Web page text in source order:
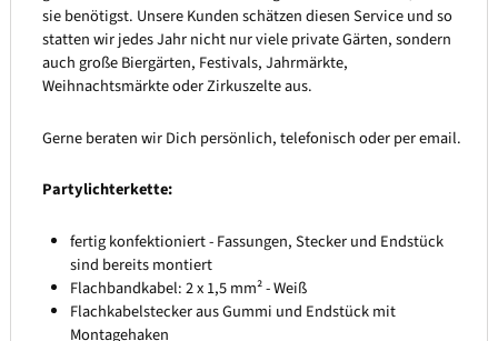
sie benötigst. Unsere Kunden schätzen diesen Service und so
statten wir jedes Jahr nicht nur viele private Gärten, sondern
auch große Biergärten, Festivals, Jahrmärkte,
Weihnachtsmärkte oder Zirkuszelte aus.
Gerne beraten wir Dich persönlich, telefonisch oder per email.
Partylichterkette:
fertig konfektioniert - Fassungen, Stecker und Endstück
sind bereits montiert
Flachbandkabel: 2 x 1,5 mm² - Weiß
Flachkabelstecker aus Gummi und Endstück mit
Montagehaken